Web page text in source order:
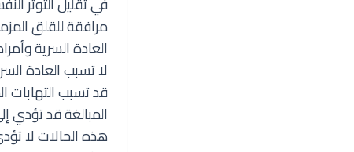
مرافقة للقلق
العادة السرية
لا تسبب العادة
قد تسبب التهابات
المبالغة قد تؤدي
هذه الحالات لا